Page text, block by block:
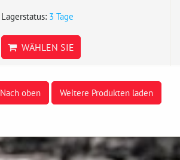
Lagerstatus: 3 Tage
WÄHLEN SIE
Nach oben Weitere Produkten laden